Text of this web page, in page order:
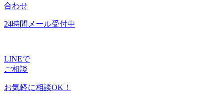
合わせ
24時間メール受付中
LINEで
ご相談
お気軽に相談OK！